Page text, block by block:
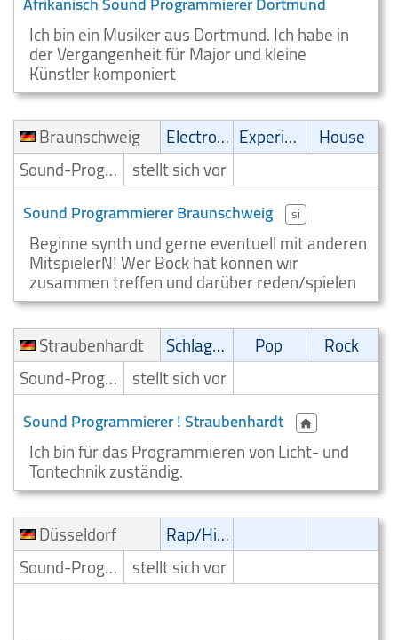
Ich bin ein Musiker aus Dortmund. Ich habe in
der Vergangenheit für Major und kleine
Künstler komponiert
Braunschweig
Electronic Experimental
House
Sound-Programmierer stellt sich vor
Sound Programmierer Braunschweig si
Beginne synth und gerne eventuell mit anderen
MitspielerN! Wer Bock hat können wir
zusammen treffen und darüber reden/spielen
Straubenhardt
Schlager Pop
Rock
Sound-Programmierer stellt sich vor
Sound Programmierer ! Straubenhardt
Ich bin für das Programmieren von Licht- und
Tontechnik zuständig.
Düsseldorf
Rap/Hip-Hop/RnB
Sound-Programmierer stellt sich vor